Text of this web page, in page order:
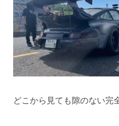
どこから見ても隙のない完